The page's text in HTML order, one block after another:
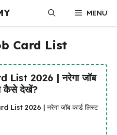
MENU
Card List
List 2026 | नरेगा जॉब
कैसे देखें?
List 2026 | नरेगा जॉब कार्ड लिस्ट